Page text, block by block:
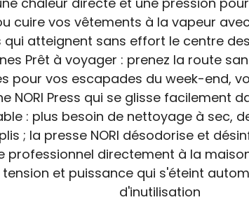
cuire vos vêtements à la vapeur
qui atteignent sans effort le centre
Prêt à voyager : prenez la route
pour vos escapades du week-end,
NORI Press qui se glisse facilement
: plus besoin de nettoyage à sec,
; la presse NORI désodorise et
professionnel directement à la
et puissance qui s'éteint
d'inutilisation